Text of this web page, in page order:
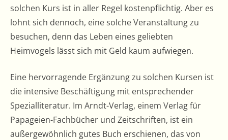
solchen Kurs ist in aller Regel kostenpflichtig. Aber es
lohnt sich dennoch, eine solche Veranstaltung zu
besuchen, denn das Leben eines geliebten
Heimvogels lässt sich mit Geld kaum aufwiegen.
Eine hervorragende Ergänzung zu solchen Kursen ist
die intensive Beschäftigung mit entsprechender
Spezialliteratur. Im Arndt-Verlag, einem Verlag für
Papageien-Fachbücher und Zeitschriften, ist ein
außergewöhnlich gutes Buch erschienen, das von